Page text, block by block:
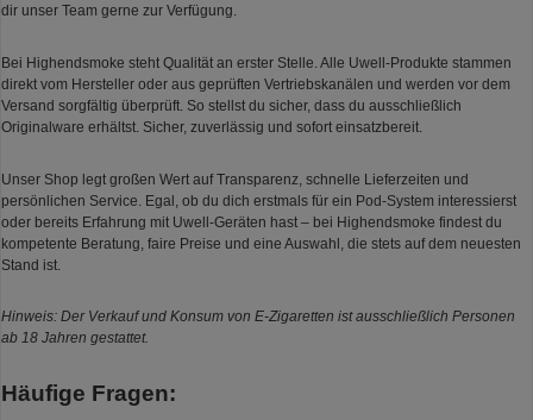
dir unser Team gerne zur Verfügung.
Bei Highendsmoke steht Qualität an erster Stelle. Alle Uwell-Produkte stammen
direkt vom Hersteller oder aus geprüften Vertriebskanälen und werden vor dem
Versand sorgfältig überprüft. So stellst du sicher, dass du ausschließlich
Originalware erhältst. Sicher, zuverlässig und sofort einsatzbereit.
Unser Shop legt großen Wert auf Transparenz, schnelle Lieferzeiten und
persönlichen Service. Egal, ob du dich erstmals für ein Pod-System interessierst
oder bereits Erfahrung mit Uwell-Geräten hast – bei Highendsmoke findest du
kompetente Beratung, faire Preise und eine Auswahl, die stets auf dem neuesten
Stand ist.
Hinweis: Der Verkauf und Konsum von E-Zigaretten ist ausschließlich Personen
ab 18 Jahren gestattet.
Häufige Fragen: